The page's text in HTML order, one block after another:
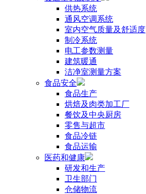
供热系统
通风空调系统
室内空气质量及舒适度
制冷系统
电工参数测量
建筑暖通
洁净室测量方案
食品安全
食品生产
烘焙及肉类加工厂
餐饮及中央厨房
零售与超市
食品冷链
食品运输
医药和健康
研发和生产
卫生部门
仓储物流